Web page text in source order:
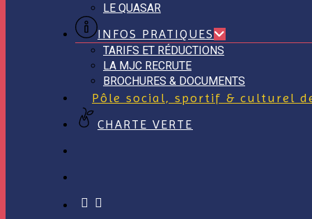
LE QUASAR
INFOS PRATIQUES
TARIFS ET RÉDUCTIONS
LA MJC RECRUTE
BROCHURES & DOCUMENTS
Pôle social, sportif & culturel
CHARTE VERTE
facebook
instagram